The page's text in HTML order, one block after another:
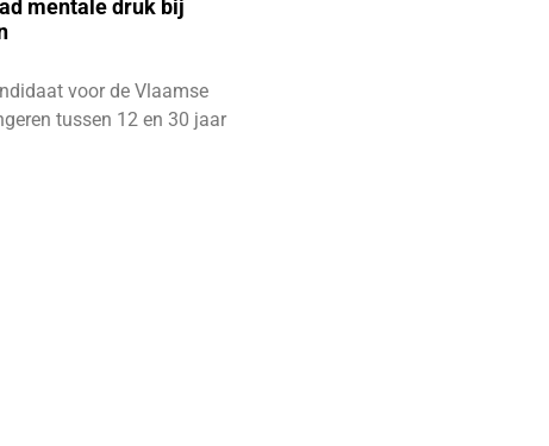
mentale druk bij
voor de Vlaamse
tussen 12 en 30 jaar